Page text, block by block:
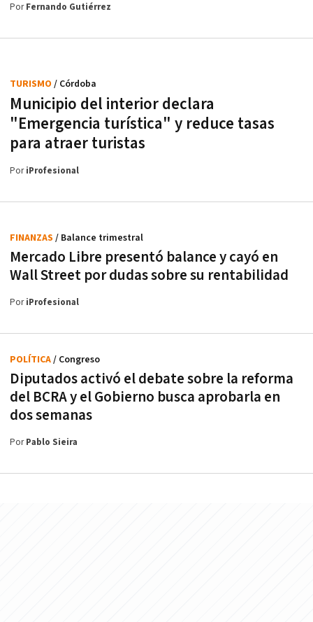
PorFernando Gutiérrez
Municipio del interior declara
"Emergencia turística" y reduce tasas
para atraer turistas
TURISMO / Córdoba
PoriProfesional
Mercado Libre presentó balance y cayó en
Wall Street por dudas sobre su rentabilidad
FINANZAS / Balance trimestral
PoriProfesional
Diputados activó el debate sobre la reforma
del BCRA y el Gobierno busca aprobarla en
dos semanas
POLÍTICA/ Congreso
PorPablo Sieira